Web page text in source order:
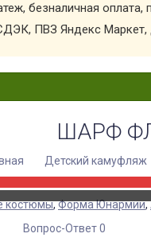
безналичная
ПВЗ Яндекс Маркет,
ШАРФ
Детский камуфляж
костюмы,Форма Юнармии,
Вопрос-Ответ 0